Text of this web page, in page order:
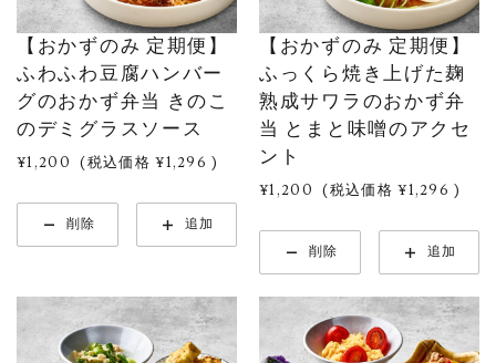
【おかずのみ 定期便】
ふわふわ豆腐ハンバー
グのおかず弁当 きのこ
のデミグラスソース
¥1,200 (税込価格 ¥1,296 )
削除 追加
【おかずのみ 定期便】
ふっくら焼き上げた麹
熟成サワラのおかず弁
当 とまと味噌のアクセ
ント
¥1,200 (税込価格 ¥1,296 )
削除 追加